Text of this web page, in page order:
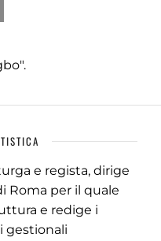
e regista, dirige
Roma per il quale
e redige i
gestionali